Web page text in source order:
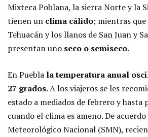
Mixteca Poblana, la sierra Norte y la
tienen un clima cálido; mientras
Tehuacán y los llanos de San Juan y
presentan uno seco o semiseco.
En Puebla la temperatura anual
27 grados. A los viajeros se les
estado a mediados de febrero y hasta
cuando el clima es ameno. De
Meteorológico Nacional (SMN),